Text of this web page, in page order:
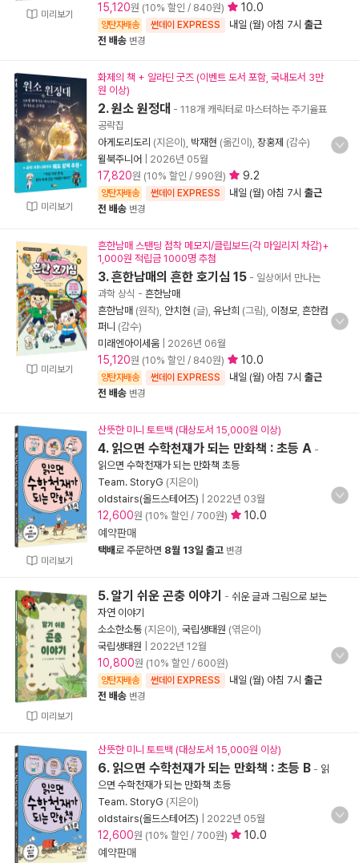
미리보기
15,120원 (10% 할인 / 840원) 10.0
양탄자배송 썬데이 EXPRESS 내일 (월) 아침 7시 출근
전 배송 변경
미리보기
화제의 책 + 알라딘 굿즈 (이벤트 도서 포함, 국내도서 3만
원 이상)
2. 원소 원정대 - 118개 캐릭터로 마스터하는 주기율표
공략집
아게도리도리 (지은이), 박재현 (옮긴이), 장홍제 (감수)
윌북주니어
2026년 05월
17,820원 (10% 할인 / 990원) 9.2
양탄자배송 썬데이 EXPRESS 내일 (월) 아침 7시 출근
전 배송 변경
미리보기
흔한남매 스탠딩 점착 메모지/클립보드(각 마일리지 차감)+
1,000원 적립금 1000명 추첨
3. 흔한남매의 흔한 호기심 15 - 일상에서 만나는
과학 상식 - 흔한남매
흔한남매 (원작), 안치현 (글), 유난희 (그림), 이정모 흔한컴
퍼니 (감수)
미래엔아이세움
2026년 06월
15,120원 (10% 할인 / 840원) 10.0
양탄자배송 썬데이 EXPRESS 내일 (월) 아침 7시 출근
전 배송 변경
미리보기
산뜻한 미니 토트백 (대상도서 15,000원 이상)
4. 읽으면 수학천재가 되는 만화책 : 초등 A -
읽으면 수학천재가 되는 만화책 초등
Team. StoryG (지은이)
oldstairs(올드스테어즈)
2022년 03월
12,600원 (10% 할인 / 700원)
10.0
예약판매
택배로 주문하면 8월 13일 출고 변경
미리보기
5. 알기 쉬운 곤충 이야기 - 쉬운 글과 그림으로 보는
자연 이야기
소소한소통 (지은이), 국립생태원 (엮은이)
국립생태원
2022년 12월
10,800원 (10% 할인 / 600원)
양탄자배송 썬데이 EXPRESS 내일 (월) 아침 7시 출근
전 배송 변경
산뜻한 미니 토트백 (대상도서 15,000원 이상)
6. 읽으면 수학천재가 되는 만화책 : 초등 B - 읽
으면 수학천재가 되는 만화책 초등
Team. StoryG (지은이)
oldstairs(올드스테어즈)
2022년 05월
12,600원 (10% 할인 / 700원)
10.0
예약판매